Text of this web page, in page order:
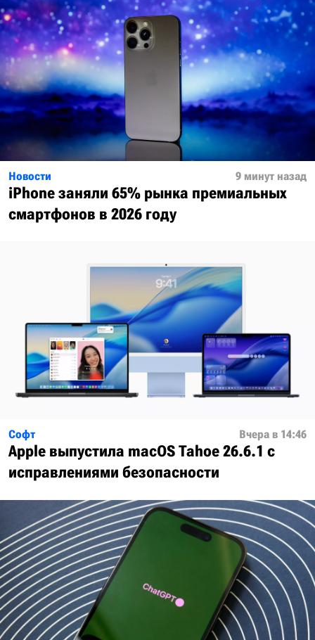
Новости 9 минут назад
iPhone заняли 65% рынка премиальных
смартфонов в 2026 году
Софт Вчера в 14:46
Apple выпустила macOS Tahoe 26.6.1 с
исправлениями безопасности